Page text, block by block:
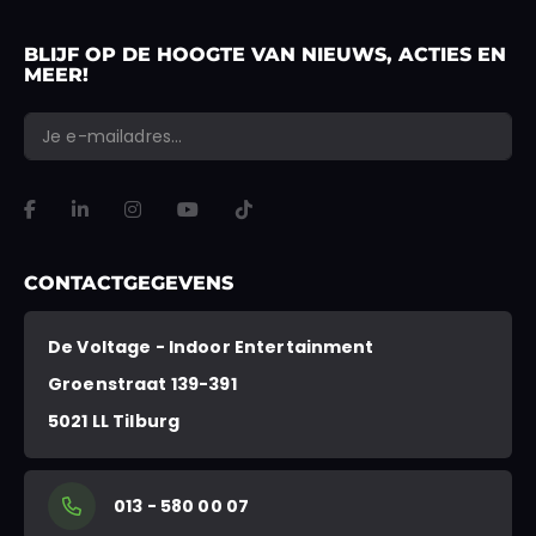
BLIJF OP DE HOOGTE VAN NIEUWS, ACTIES EN
MEER!
" " geeft vereiste velden aan
Phone
Dit veld is bedoeld voor validatiedoeleinden en moet niet worden
E-mailadres *
CONTACTGEGEVENS
De Voltage - Indoor Entertainment
Groenstraat 139-391
5021 LL Tilburg
013 - 580 00 07